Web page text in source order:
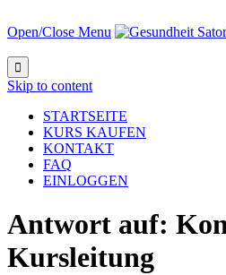
Open/Close Menu

Skip to content
STARTSEITE
KURS KAUFEN
KONTAKT
FAQ
EINLOGGEN
Antwort auf:
Kursleitung